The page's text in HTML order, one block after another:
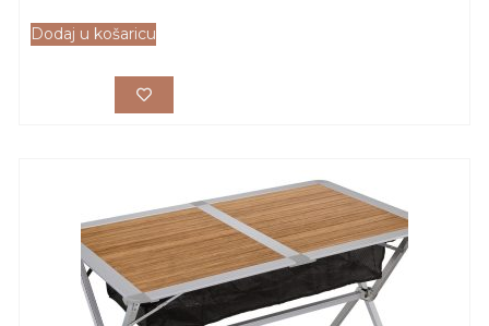
Dodaj u košaricu